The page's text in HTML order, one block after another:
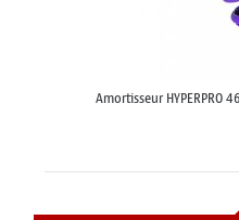
Amortisseur HYPERPRO